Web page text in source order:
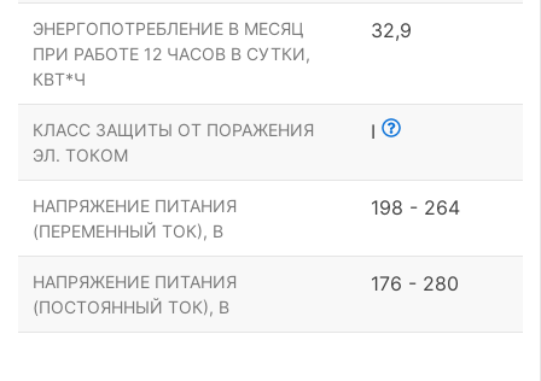
ЭНЕРГОПОТРЕБЛЕНИЕ В МЕСЯЦ
ПРИ РАБОТЕ 12 ЧАСОВ В СУТКИ,
КВТ*Ч
32,9
КЛАСС ЗАЩИТЫ ОТ ПОРАЖЕНИЯ
ЭЛ. ТОКОМ
I
НАПРЯЖЕНИЕ ПИТАНИЯ
(ПЕРЕМЕННЫЙ ТОК), В
198 - 264
НАПРЯЖЕНИЕ ПИТАНИЯ
(ПОСТОЯННЫЙ ТОК), В
176 - 280